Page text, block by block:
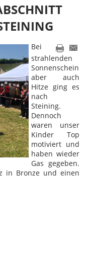
Bei
strahlenden
Sonnenschein
aber auch
Hitze ging es
nach
Steining.
Dennoch
waren unser
Kinder Top
motiviert und
haben wieder
Gas gegeben.
in Bronze und einen